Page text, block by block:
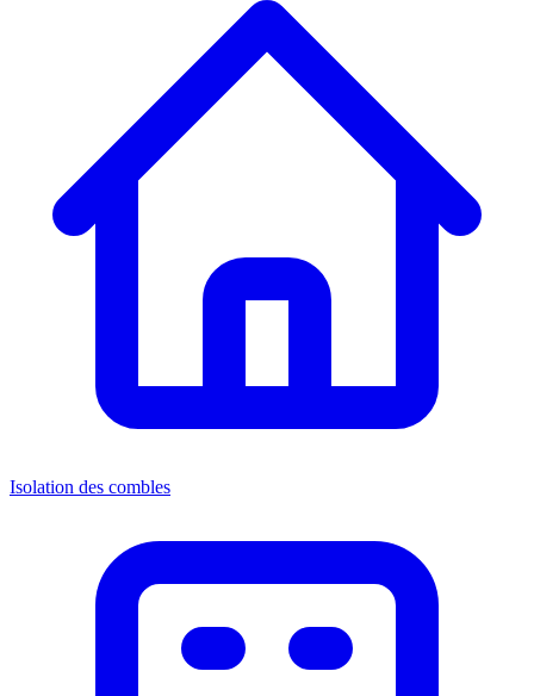
Isolation des combles